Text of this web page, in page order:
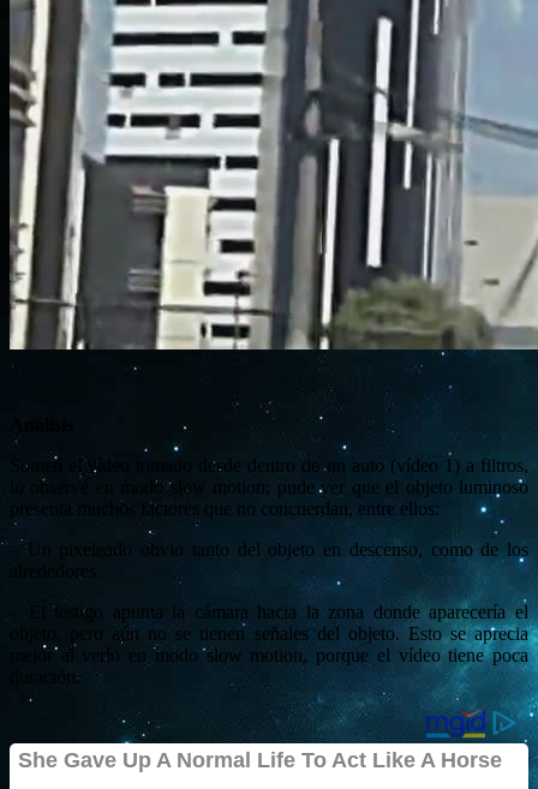
Sometí el vídeo tomado desde dentro de un auto (vídeo 1) a filtros,
lo observé en modo slow motion; pude ver que el objeto luminoso
presenta muchos factores que no concuerdan, entre ellos:
– Un pixeleado obvio tanto del objeto en descenso, como de los
– El testigo apunta la cámara hacia la zona donde aparecería el
objeto, pero aún no se tienen señales del objeto. Esto se aprecia
mejor al verlo en modo slow motion, porque el vídeo tiene poca
duración.